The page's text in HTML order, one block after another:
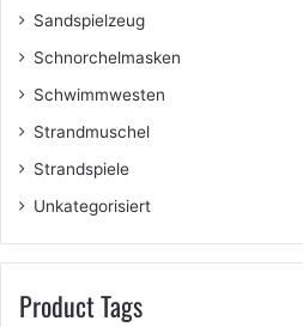
Sandspielzeug
Schnorchelmasken
Schwimmwesten
Strandmuschel
Strandspiele
Unkategorisiert
Product Tags